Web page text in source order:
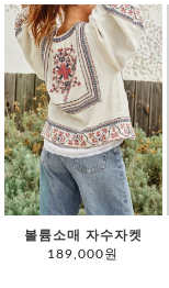
볼륨소매 자수자켓
189,000원